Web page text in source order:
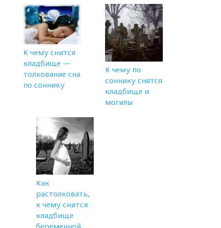
К чему снится
кладбище —
толкование сна
по соннику
К чему по
соннику снятся
кладбище и
могилы
Как
растолковать,
к чему снится
кладбище
беременной